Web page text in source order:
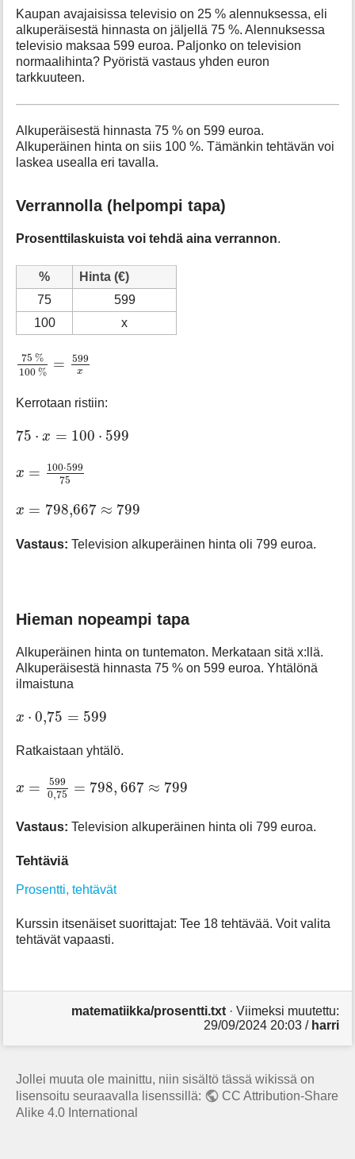
Kaupan avajaisissa televisio on 25 % alennuksessa, eli
alkuperäisestä hinnasta on jäljellä 75 %. Alennuksessa
televisio maksaa 599 euroa. Paljonko on television
normaalihinta? Pyöristä vastaus yhden euron
tarkkuuteen.
Alkuperäisestä hinnasta 75 % on 599 euroa.
Alkuperäinen hinta on siis 100 %. Tämänkin tehtävän voi
laskea usealla eri tavalla.
Verrannolla (helpompi tapa)
Prosenttilaskuista voi tehdä aina verrannon.
%
Hinta (€)
75
599
100
x
75 %
100 % = 599
x
75 % 100 %
Kerrotaan ristiin:
75 ⋅ x = 100 ⋅ 599
75 x= 100⋅599
x = 100⋅599
75
100⋅ 599
x = 798,667 ≈ 799
x 798,667≈ 799
Vastaus: Television alkuperäinen hinta oli 799 euroa.
Hieman nopeampi tapa
Alkuperäinen hinta on tuntematon. Merkataan sitä x:llä.
Alkuperäisestä hinnasta 75 % on 599 euroa. Yhtälönä
ilmaistuna
x ⋅ 0,75 = 599
x 0,75= 599
Ratkaistaan yhtälö.
x =
599
0,75 = 798, 667 ≈ 799
5990
Vastaus: Television alkuperäinen hinta oli 799 euroa.
Tehtäviä
Prosentti, tehtävät
Kurssin itsenäiset suorittajat: Tee 18 tehtävää. Voit valita
tehtävät vapaasti.
matematiikka/prosentti.txt· Viimeksi muutettu:
29/09/2024 20:03/ harri
Jollei muuta ole mainittu, niin sisältö tässä wikissä on
lisensoitu seuraavalla lisenssillä:
CC Attribution-Share
Alike 4.0 International